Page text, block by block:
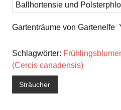
Ballhortensie und
Gartenträume von Gartenelfe
Schlagwörter:
(Cercis canadensis)
Sträucher